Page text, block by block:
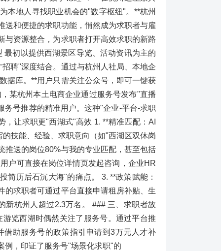
本地人寻找职业机会的"数字枢纽"。**杭州
送和便捷的求职功能，悄然成为求职者与雇
与资源整合，为求职者打开高效求职的新路
初以提供西湖景区导览、活动资讯为主的
聘"深度结合。通过与杭州人社局、本地企
据库。**用户只需关注公众号，即可一键获
某杭州本土电商企业通过服务号发布"直播
号推荐的精准用户。这种"企业-平台-求职
让求职更"西湖式"高效 1. **精准匹配：AI
技能、经验、求职意向（如"西湖区双休岗
推送的岗位80%与我的专业匹配，甚至包括
户可直接在岗位详情页发起咨询，企业HR
简历后石沉大海"的痛点。 3. **政策赋能：
的求职者可通过平台直接申请租房补贴、生
新杭州人超过2.3万名。 ### 三、求职者故
览西湖时偶然关注了服务号。通过平台推
助服务号的政策指引申请到3万元人才补
例，印证了服务号"场景化求职"的